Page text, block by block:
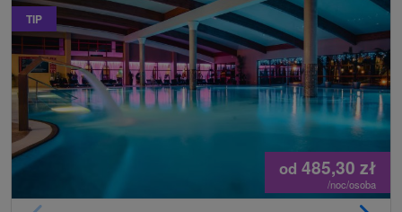
TIP
od 485,30 zł
/noc/osoba